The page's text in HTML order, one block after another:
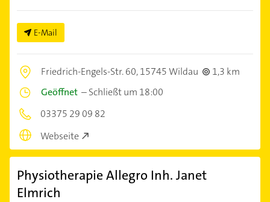
E-Mail
Friedrich-Engels-Str. 60,15745 Wildau
1,3 km
Geöffnet –Schließt um 18:00
03375 29 09 82
Webseite
Physiotherapie Allegro Inh. Janet
Elmrich